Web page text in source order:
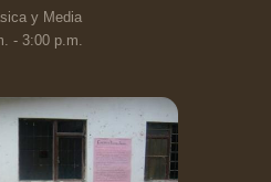
y Media
- 3:00 p.m.